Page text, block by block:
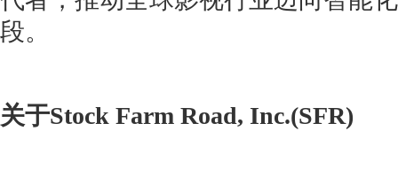
段。
关于Stock Farm Road, Inc.(SFR)